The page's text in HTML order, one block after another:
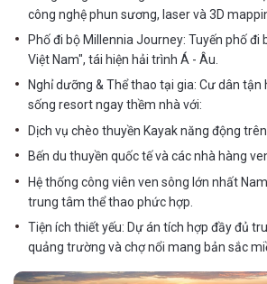
công nghệ phun sương, laser và 3D
Phố đi bộ Millennia Journey: Tuyến phố đi
Việt Nam", tái hiện hải trình Á - Âu.
Nghỉ dưỡng & Thể thao tại gia: Cư dân
sống resort ngay thềm nhà với:
Dịch vụ chèo thuyền Kayak năng động
Bến du thuyền quốc tế và các nhà hàng
Hệ thống công viên ven sông lớn nhất
trung tâm thể thao phức hợp.
Tiện ích thiết yếu: Dự án tích hợp đầy đủ
quảng trường và chợ nổi mang bản sắc